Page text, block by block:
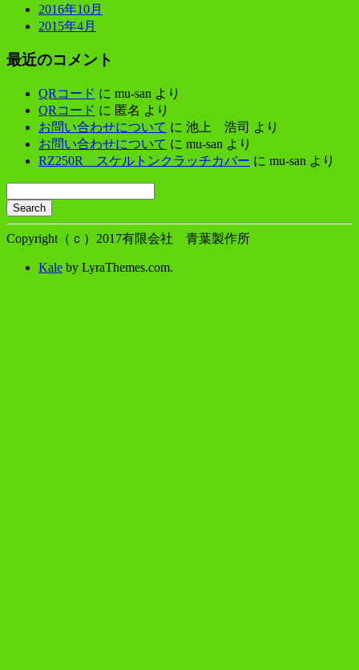
2016年10月
2015年4月
最近のコメント
QRコード に mu-san より
QRコード に 匿名 より
お問い合わせについて に 池上 浩司 より
お問い合わせについて に mu-san より
RZ250R スケルトンクラッチカバー に mu-san より
Search
Searching
is
progress
Copyright（ｃ）2017有限会社 青葉製作所
Kale by LyraThemes.com.